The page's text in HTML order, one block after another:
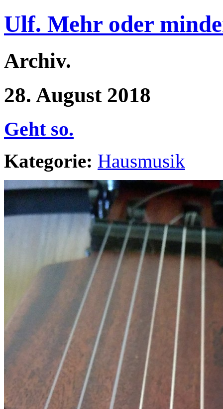
Ulf. Mehr oder
Archiv.
28. August 2018
Geht so.
Kategorie: Hausmusik